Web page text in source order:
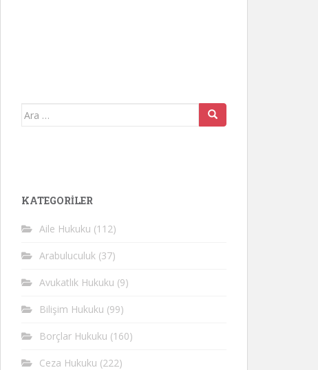
Arama
KATEGORİLER
Aile Hukuku (112)
Arabuluculuk (37)
Avukatlık Hukuku (9)
Bilişim Hukuku (99)
Borçlar Hukuku (160)
Ceza Hukuku (222)